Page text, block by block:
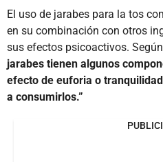
El uso de jarabes para la tos
en su combinación con otros
sus efectos psicoactivos.
jarabes tienen algunos
efecto de euforia o
a consumirlos.”